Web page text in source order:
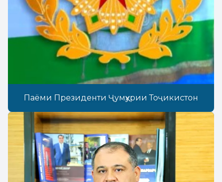
Паёми Президенти Ҷумҳурии Тоҷикистон